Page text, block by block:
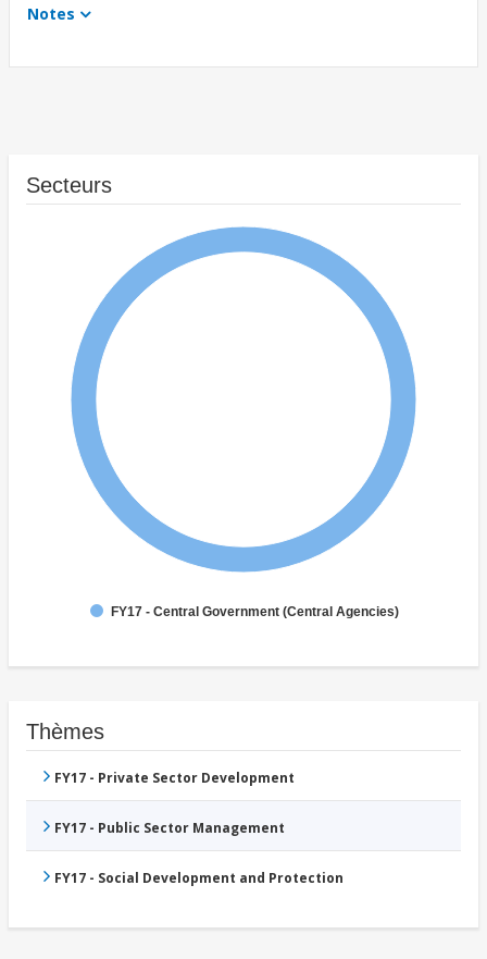
Notes
Secteurs
FY17 - Central Government (Central Agencies)
Thèmes
FY17 - Private Sector Development
FY17 - Public Sector Management
FY17 - Social Development and Protection